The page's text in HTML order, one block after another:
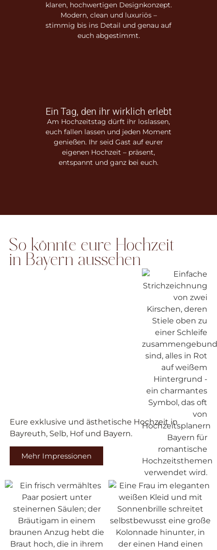
klaren, hochwertigen Designkonzept.
Modern, clean und luxuriös –
stimmig bis ins Detail und genau auf
euch abgestimmt.
Ein Tag, den ihr wirklich erlebt
Am Hochzeitstag dürft ihr loslassen,
euch fallen lassen und jeden Moment
genießen. Ihr seid Gast auf eurer
eigenen Hochzeit – präsent,
entspannt und ganz bei euch.
So könnte eure Hochzeit
in Bayern aussehen
Eure exklusive und ästhetische Hochzeit in
Bayreuth, Selb, Hof und Bayern.
Mehr Impressionen